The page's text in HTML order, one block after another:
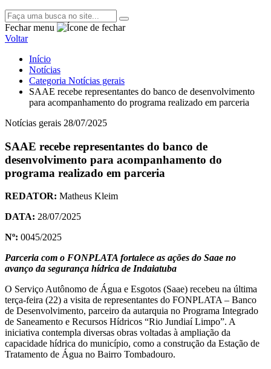
Fechar menu
Voltar
Início
Notícias
Categoria Notícias gerais
SAAE recebe representantes do banco de desenvolvimento
para acompanhamento do programa realizado em parceria
Notícias gerais 28/07/2025
SAAE recebe representantes do banco de
desenvolvimento para acompanhamento do
programa realizado em parceria
REDATOR: Matheus Kleim
DATA: 28/07/2025
Nº: 0045/2025
Parceria com o FONPLATA fortalece as ações do Saae no
avanço da segurança hídrica de Indaiatuba
O Serviço Autônomo de Água e Esgotos (Saae) recebeu na última
terça-feira (22) a visita de representantes do FONPLATA – Banco
de Desenvolvimento, parceiro da autarquia no Programa Integrado
de Saneamento e Recursos Hídricos “Rio Jundiaí Limpo”. A
iniciativa contempla diversas obras voltadas à ampliação da
capacidade hídrica do município, como a construção da Estação de
Tratamento de Água no Bairro Tombadouro.